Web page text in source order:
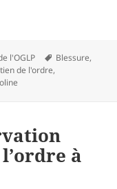
l'OGLP
Mots-
Blessure,
de l'ordre,
à